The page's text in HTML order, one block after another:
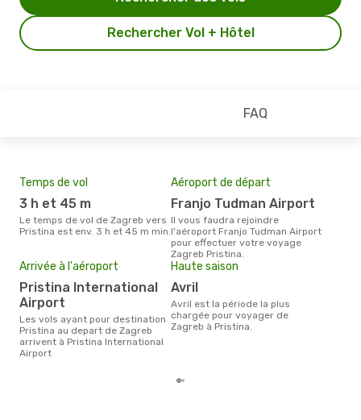
Rechercher Vol + Hôtel
FAQ
Temps de vol
3 h et 45 m
Le temps de vol de Zagreb vers
Pristina est env. 3 h et 45 m min.
Aéroport de départ
Franjo Tudman Airport
Il vous faudra rejoindre
l'aéroport Franjo Tudman Airport
pour effectuer votre voyage
Zagreb Pristina.
Arrivée à l'aéroport
Pristina International
Airport
Les vols ayant pour destination
Pristina au depart de Zagreb
arrivent à Pristina International
Airport
Haute saison
avril
avril est la période la plus
chargée pour voyager de
Zagreb à Pristina.